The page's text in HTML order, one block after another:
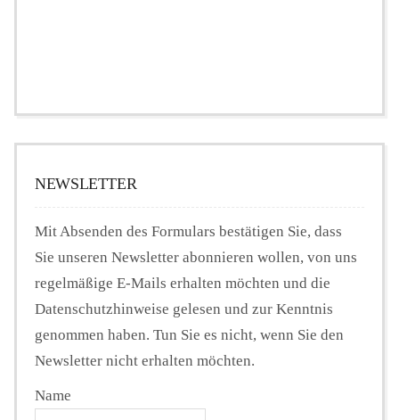
NEWSLETTER
Mit Absenden des Formulars bestätigen Sie, dass
Sie unseren Newsletter abonnieren wollen, von uns
regelmäßige E-Mails erhalten möchten und die
Datenschutzhinweise gelesen und zur Kenntnis
genommen haben. Tun Sie es nicht, wenn Sie den
Newsletter nicht erhalten möchten.
Name